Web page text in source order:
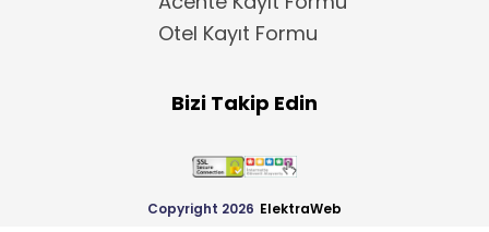
Otel Kayıt Formu
Bizi Takip Edin
Copyright 2026 ElektraWeb